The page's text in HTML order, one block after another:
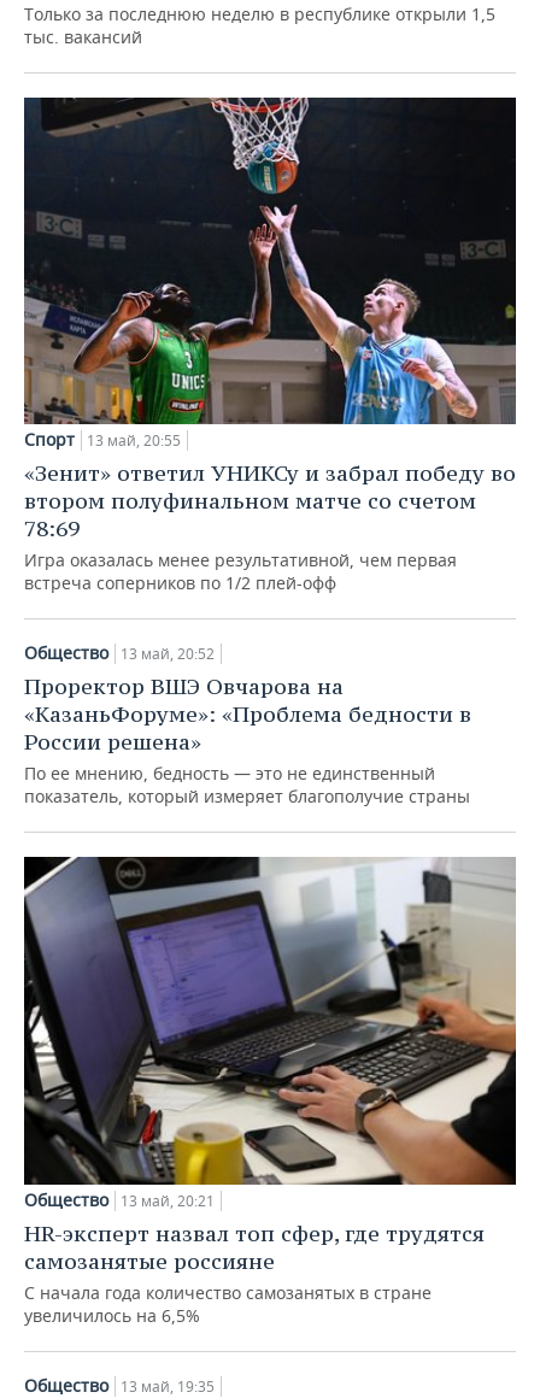
Только за последнюю неделю в республике открыли 1,5
тыс. вакансий
Спорт 13 май, 20:55
«Зенит» ответил УНИКСу и забрал победу во
втором полуфинальном матче со счетом
78:69
Игра оказалась менее результативной, чем первая
встреча соперников по 1/2 плей-офф
Общество 13 май, 20:52
Проректор ВШЭ Овчарова на
«КазаньФоруме»: «Проблема бедности в
России решена»
По ее мнению, бедность — это не единственный
показатель, который измеряет благополучие страны
Общество 13 май, 20:21
HR-эксперт назвал топ сфер, где трудятся
самозанятые россияне
С начала года количество самозанятых в стране
увеличилось на 6,5%
Общество 13 май, 19:35